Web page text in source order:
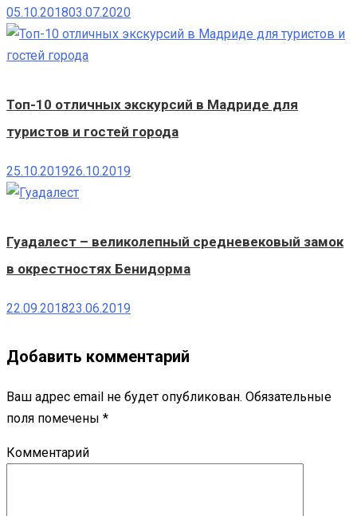
05.10.201803.07.2020
Топ-10 отличных экскурсий в Мадриде для
туристов и гостей города
25.10.201926.10.2019
Гуадалест – великолепный средневековый замок
в окрестностях Бенидорма
22.09.201823.06.2019
Добавить комментарий
Ваш адрес email не будет опубликован. Обязательные
поля помечены *
Комментарий